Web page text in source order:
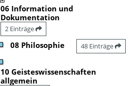
06 Information und
Dokumentation
2 Einträge
08 Philosophie 48 Einträge
10 Geisteswissenschaften
allgemein